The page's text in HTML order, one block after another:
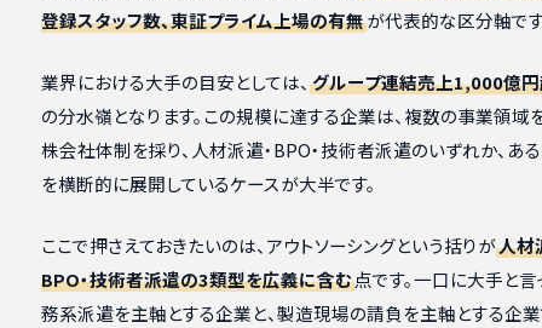
登録スタッフ数、東証プライム上場の有無が代表的な区分軸です
業界における大手の目安としては、 グループ連結売上1,000億
の分水嶺となります。この規模に達する企業は、複数の事業領域
株会社体制を採り、人材派遣・BPO・技術者派遣のいずれか、あ
を横断的に展開しているケースが大半です。
ここで押さえておきたいのは、アウトソーシングという括りが人材
BPO・技術者派遣の3類型を広義に含む点です。一口に大手と言
務系派遣を主軸とする企業と、製造現場の請負を主軸とする企